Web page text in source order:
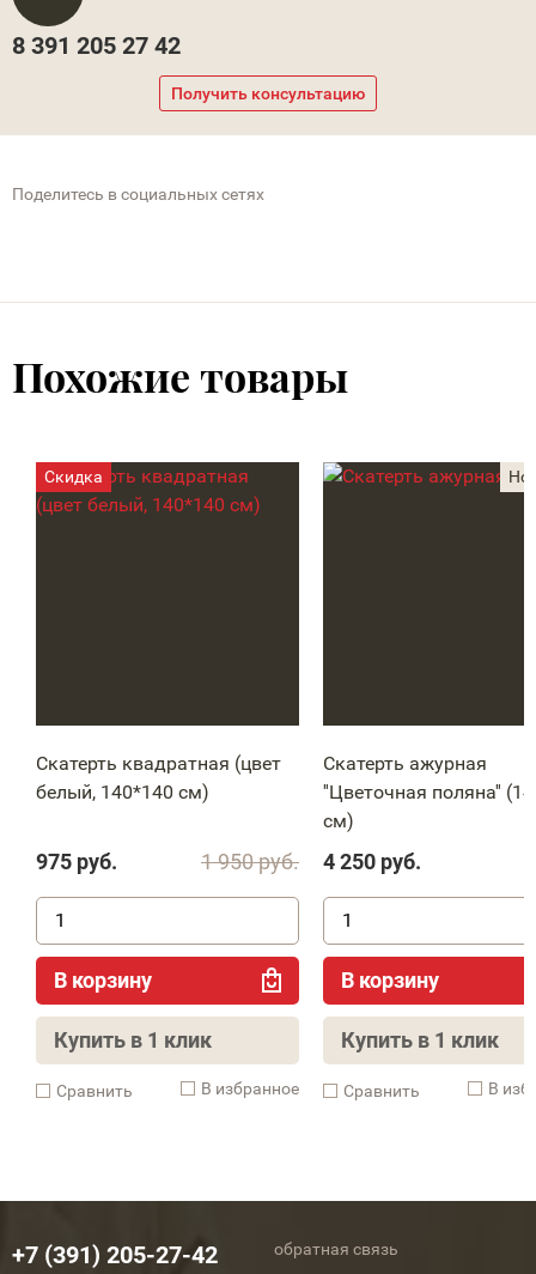
8 391 205 27 42
Получить консультацию
Поделитесь в социальных сетях
Похожие товары
Скатерть квадратная (цвет
белый, 140*140 см)
1 950руб.
975 руб.
В корзину
Купить в 1 клик
Cравнить В избранное
Скатерть ажурная
''Цветочная поляна''
см)
4 250 руб.
В корзину
Купить в 1 клик
Cравнить В
+7 (391) 205-27-42 обратная связь